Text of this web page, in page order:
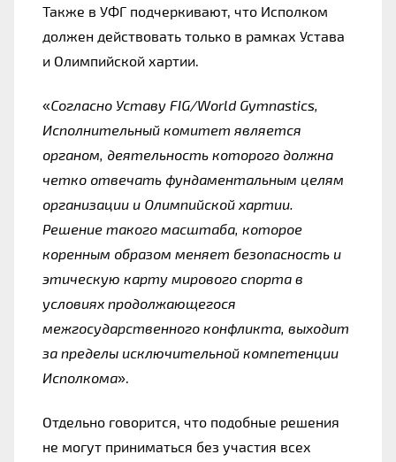
Также в УФГ подчеркивают, что Исполком
должен действовать только в рамках Устава
и Олимпийской хартии.
«Согласно Уставу FIG/World Gymnastics,
Исполнительный комитет является
органом, деятельность которого должна
четко отвечать фундаментальным целям
организации и Олимпийской хартии.
Решение такого масштаба, которое
коренным образом меняет безопасность и
этическую карту мирового спорта в
условиях продолжающегося
межгосударственного конфликта, выходит
за пределы исключительной компетенции
Исполкома».
Отдельно говорится, что подобные решения
не могут приниматься без участия всех